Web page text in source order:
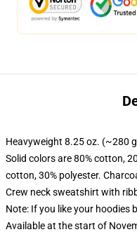
Heavyweight 8.25 oz. (~280
Solid colors are 80% cotton,
cotton, 30% polyester.
Crew neck sweatshirt with
Note: If you like your hoodies
Available at the start of